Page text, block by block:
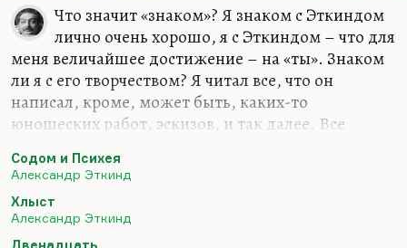
Что значит «знаком»? Я знаком с Эткиндом
лично очень хорошо, я с Эткиндом – что для
меня величайшее достижение – на «ты». Знаком
ли я с его творчеством? Я читал все, что он
написал, кроме, может быть, каких-то
юношеских работ, эскизов, и так далее. Все
Психеи» и заканчивая «Russia against modernity»,
были для меня огромными событиями моей
внутренней жизни. Я считаю, что Эткинд – не
только великий ученый, это революционер в
Содом и Психея
Александр Эткинд
Хлыст
Александр Эткинд
Двенадцать